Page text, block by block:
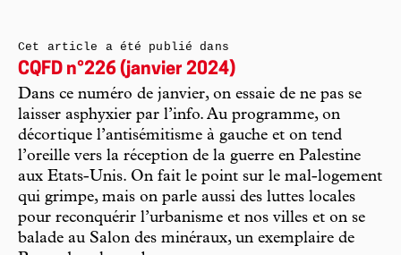
Cet article a été publié dans
CQFD n°226 (janvier 2024)
Dans ce numéro de janvier, on essaie de ne pas se
laisser asphyxier par l’info. Au programme, on
décortique l’antisémitisme à gauche et on tend
l’oreille vers la réception de la guerre en Palestine
aux Etats-Unis. On fait le point sur le mal-logement
qui grimpe, mais on parle aussi des luttes locales
pour reconquérir l’urbanisme et nos villes et on se
balade au Salon des minéraux, un exemplaire de